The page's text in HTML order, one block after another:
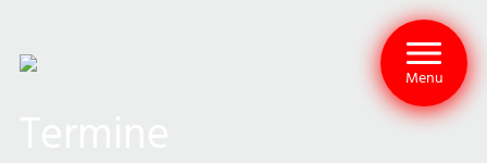
Menu